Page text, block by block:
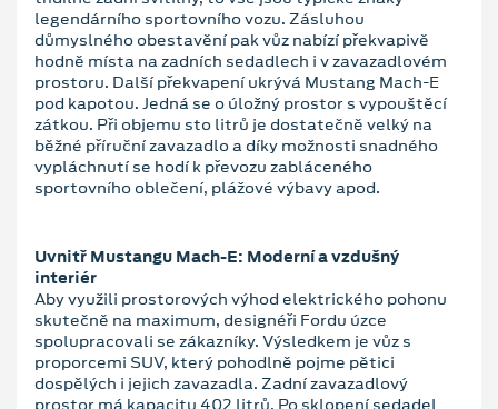
legendárního sportovního vozu. Zásluhou
důmyslného obestavění pak vůz nabízí překvapivě
hodně místa na zadních sedadlech i v zavazadlovém
prostoru. Další překvapení ukrývá Mustang Mach-E
pod kapotou. Jedná se o úložný prostor s vypouštěcí
zátkou. Při objemu sto litrů je dostatečně velký na
běžné příruční zavazadlo a díky možnosti snadného
vypláchnutí se hodí k převozu zabláceného
sportovního oblečení, plážové výbavy apod.
Uvnitř Mustangu Mach-E: Moderní a vzdušný
interiér
Aby využili prostorových výhod elektrického pohonu
skutečně na maximum, designéři Fordu úzce
spolupracovali se zákazníky. Výsledkem je vůz s
proporcemi SUV, který pohodlně pojme pětici
dospělých i jejich zavazadla. Zadní zavazadlový
prostor má kapacitu 402 litrů. Po sklopení sedadel